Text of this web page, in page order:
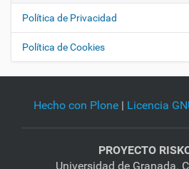
e
g
a
Política de Privacidad
Política de Cookies
Hecho con Plone | Licencia
PROYECTO
Universidad de Granada.